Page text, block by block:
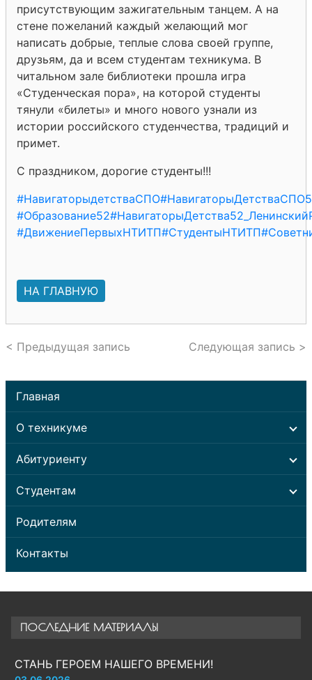
Главная
О техникуме
Абитуриенту
Студентам
Родителям
Контакты
присутствующим зажигательным танцем. А на
стене пожеланий каждый желающий мог
написать добрые, теплые слова своей группе,
друзьям, да и всем студентам техникума. В
читальном зале библиотеки прошла игра
«Студенческая пора», на которой студенты
тянули «билеты» и много нового узнали из
истории российского студенчества, традиций и
примет.
С праздником, дорогие студенты!!!
#НавигаторыдетстваСПО
#Образование52
#ДвижениеПервыхНТИТП#СтудентыНТИТП
НА ГЛАВНУЮ
< Предыдущая запись Следующая запись >
ПОСЛЕДНИЕ МАТЕРИАЛЫ
СТАНЬ ГЕРОЕМ НАШЕГО ВРЕМЕНИ!